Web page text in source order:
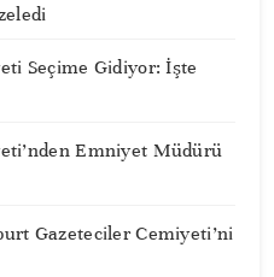
Seçime Gidiyor: İşte
Emniyet Müdürü
Gazeteciler Cemiyeti’ni